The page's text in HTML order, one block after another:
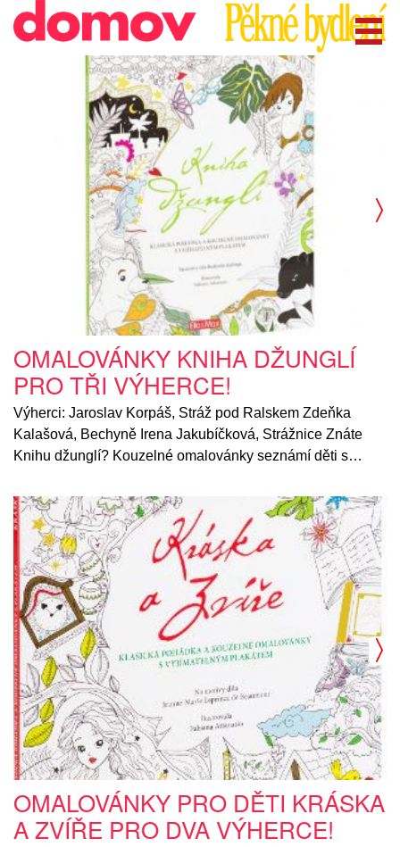
OMALOVÁNKY KNIHA DŽUNGLÍ
PRO TŘI VÝHERCE!
Výherci: Jaroslav Korpáš, Stráž pod Ralskem Zdeňka
Kalašová, Bechyně Irena Jakubíčková, Strážnice Znáte
Knihu džunglí? Kouzelné omalovánky seznámí děti s…
OMALOVÁNKY PRO DĚTI KRÁSKA
A ZVÍŘE PRO DVA VÝHERCE!